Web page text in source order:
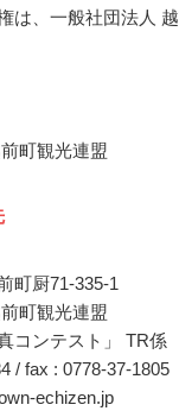
は、一般社団法人
町観光連盟
町厨71-335-1
町観光連盟
コンテスト」 TR係
/ fax : 0778-37-1805
echizen.jp